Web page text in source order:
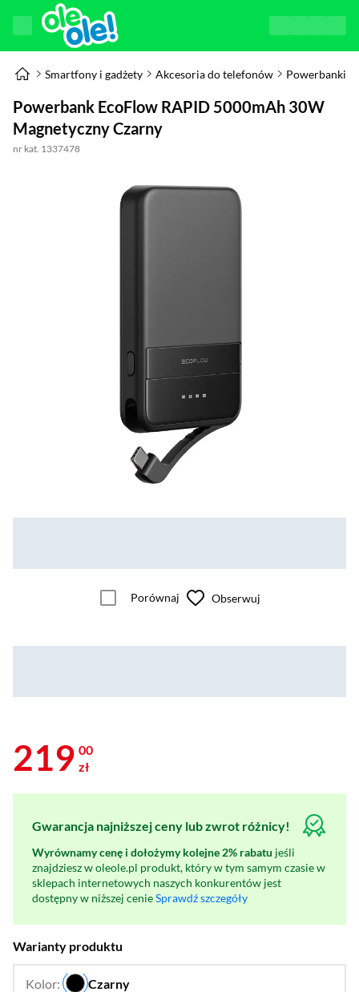
Smartfony i gadżety Akcesoria do telefonów Powerbanki
Powerbank EcoFlow RAPID 5000mAh 30W
Magnetyczny Czarny
nr kat. 1337478
Porównaj Obserwuj
219 00
zł
Gwarancja najniższej ceny lub zwrot różnicy!
Wyrównamy cenę i dołożymy kolejne 2% rabatu jeśli
znajdziesz w oleole.pl produkt, który w tym samym czasie w
sklepach internetowych naszych konkurentów jest
dostępny w niższej cenieSprawdź szczegóły
Warianty produktu
Kolor: Czarny